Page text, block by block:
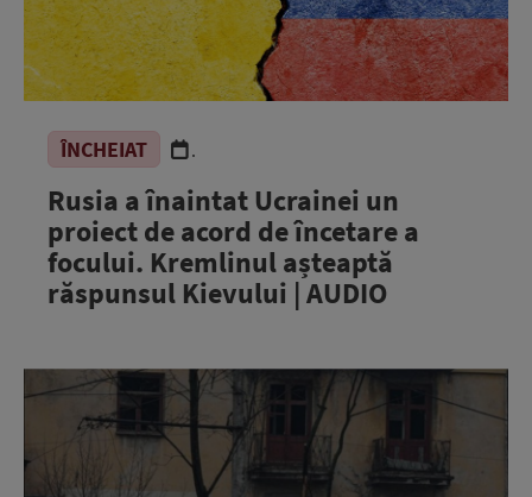
ÎNCHEIAT .
Rusia a înaintat Ucrainei un
proiect de acord de încetare a
focului. Kremlinul așteaptă
răspunsul Kievului | AUDIO